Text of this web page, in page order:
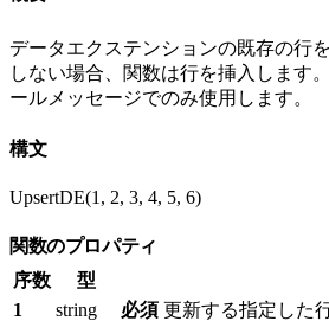
データエクステンションの既存の行
しない場合、関数は行を挿入します
ールメッセージでのみ使用します。
構文
UpsertDE(1, 2, 3, 4, 5, 6)
関数のプロパティ
序数
型
1
string 必須 更新する指定した